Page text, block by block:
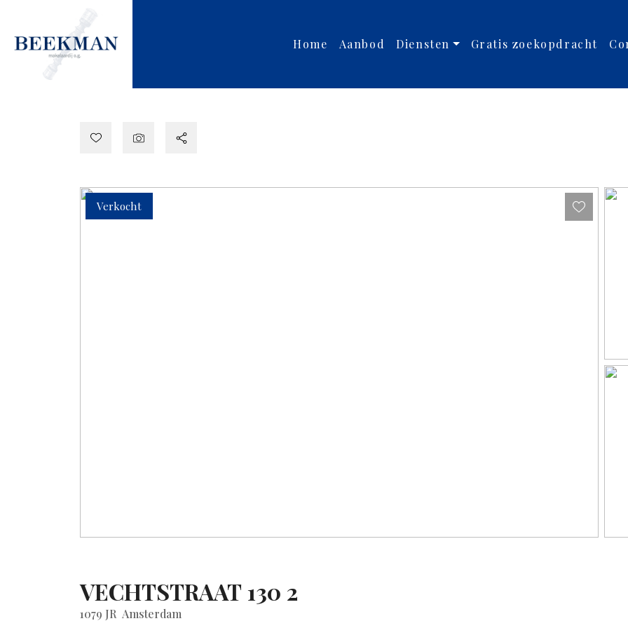
Home Aanbod Diensten Gratis zoekopdracht
Verkocht
VECHTSTRAAT130 2
1079 JR Amsterdam